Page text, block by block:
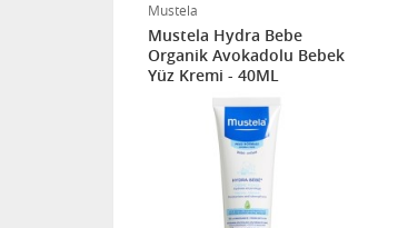
Mustela
Mustela Hydra Bebe
Organik Avokadolu Bebek
Yüz Kremi - 40ML